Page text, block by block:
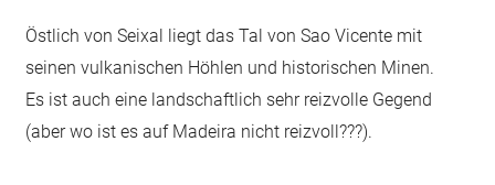
Östlich von Seixal liegt das Tal von Sao Vicente mit
seinen vulkanischen Höhlen und historischen Minen.
Es ist auch eine landschaftlich sehr reizvolle Gegend
(aber wo ist es auf Madeira nicht reizvoll???).